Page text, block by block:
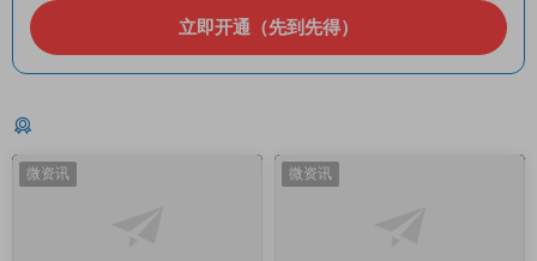
立即开通（先到先得）
微资讯 微资讯